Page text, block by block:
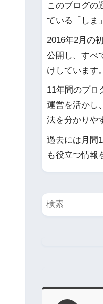
このブログの
ている「しま
2016年2月の
公開し、すべ
けしています。
11年間のプロ
運営を活かし
法を分かりや
過去には月間
も役立つ情報